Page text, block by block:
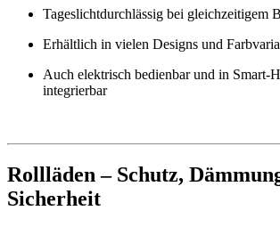
Tageslichtdurchlässig bei gleichzeitigem
Erhältlich in vielen Designs und
Auch elektrisch bedienbar und in Smart-
integrierbar
Rollläden – Schutz,
Sicherheit